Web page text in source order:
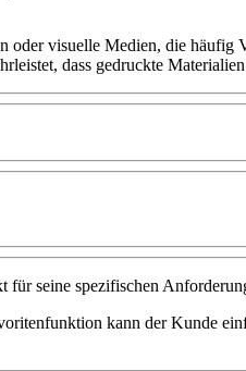
visuelle Medien, die
dass gedruckte
seine spezifischen
kann der Kunde